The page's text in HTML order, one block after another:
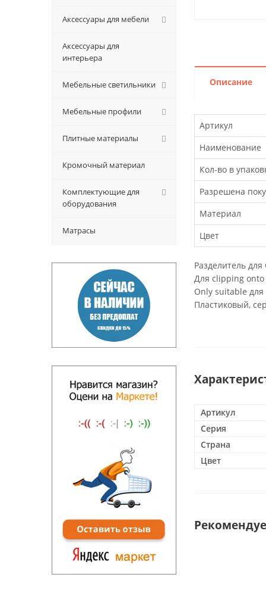
Описание
Артикул
Наименование
Кол-во в
Разрешена
Материал
Цвет
Разделитель
Для clipping
Only suitable
Пластиковый,
Артикул
Серия
Страна
Цвет
Аксессуары для мебели
Аксессуары для
интерьера
Мебельные светильники
Мебельные профили
Плитные материалы
Кромочный материал
Комплектующие для
оборудования
Матрасы